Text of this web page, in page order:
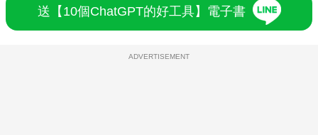
送【10個ChatGPT的好工具】電子書
ADVERTISEMENT